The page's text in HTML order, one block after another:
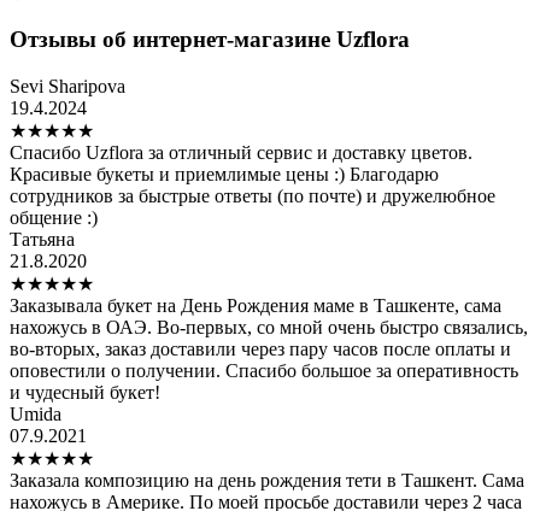
Отзывы об интернет-магазине Uzflora
Sevi Sharipova
19.4.2024
★★★★★
Спасибо Uzflora за отличный сервис и доставку цветов.
Красивые букеты и приемлимые цены :) Благодарю
сотрудников за быстрые ответы (по почте) и дружелюбное
общение :)
Татьяна
21.8.2020
★★★★★
Заказывала букет на День Рождения маме в Ташкенте, сама
нахожусь в ОАЭ. Во-первых, со мной очень быстро связались,
во-вторых, заказ доставили через пару часов после оплаты и
оповестили о получении. Спасибо большое за оперативность
и чудесный букет!
Umida
07.9.2021
★★★★★
Заказала композицию на день рождения тети в Ташкент. Сама
нахожусь в Америке. По моей просьбе доставили через 2 часа